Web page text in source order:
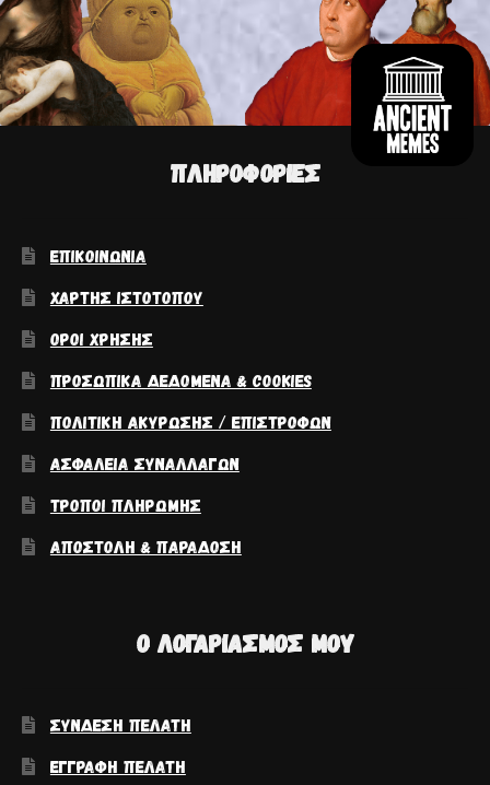
ΠΛΗΡΟΦΟΡΊΕΣ
ΕΠΙΚΟΙΝΩΝΊΑ
ΧΆΡΤΗΣ ΙΣΤΟΤΌΠΟΥ
ΌΡΟΙ ΧΡΉΣΗΣ
ΠΡΟΣΩΠΙΚΆ ΔΕΔΟΜΈΝΑ & COOKIES
ΠΟΛΙΤΙΚΉ ΑΚΎΡΩΣΗΣ / ΕΠΙΣΤΡΟΦΏΝ
ΑΣΦΆΛΕΙΑ ΣΥΝΑΛΛΑΓΏΝ
ΤΡΌΠΟΙ ΠΛΗΡΩΜΉΣ
ΑΠΟΣΤΟΛΉ & ΠΑΡΆΔΟΣΗ
Ο ΛΟΓΑΡΙΑΣΜΌΣ ΜΟΥ
ΣΎΝΔΕΣΗ ΠΕΛΆΤΗ
ΕΓΓΡΑΦΉ ΠΕΛΆΤΗ